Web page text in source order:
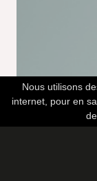
Nous utilisons
internet, pour en